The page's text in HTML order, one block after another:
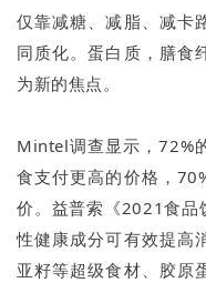
仅靠减糖、减脂、减卡
同质化。蛋白质，膳食
为新的焦点。
Mintel调查显示，72%
食支付更高的价格，
价。益普索《2021食品
性健康成分可有效提高
亚籽等超级食材、胶原